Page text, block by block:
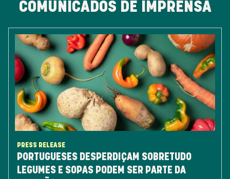
COMUNICADOS DE IMPRENSA
PRESS RELEASE
PORTUGUESES DESPERDIÇAM SOBRETUDO
LEGUMES E SOPAS PODEM SER PARTE DA